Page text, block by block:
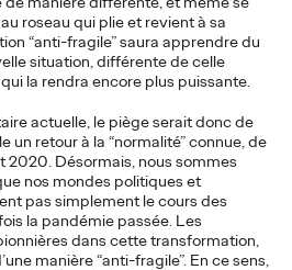
roseau qui plie et revient à sa
“anti-fragile” saura apprendre du
situation, différente de celle
la rendra encore plus puissante.
actuelle, le piège serait donc de
un retour à la “normalité” connue, de
2020. Désormais, nous sommes
nos mondes politiques et
pas simplement le cours des
la pandémie passée. Les
dans cette transformation,
manière “anti-fragile”. En ce sens,
07/07/2025
arrival of Eva Chapiteau as